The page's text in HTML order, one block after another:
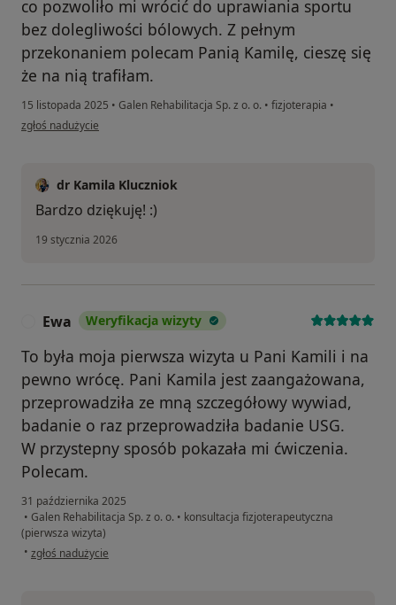
co pozwoliło mi wrócić do uprawiania sportu
bez dolegliwości bólowych. Z pełnym
przekonaniem polecam Panią Kamilę, cieszę się
że na nią trafiłam.
15 listopada 2025 • Galen Rehabilitacja Sp. z o. o. • fizjoterapia •
w opinii użytkownika PB
zgłoś nadużycie
dr Kamila Kluczniok
Bardzo dziękuję! :)
19 stycznia 2026
Ewa Weryfikacja wizyty
To była moja pierwsza wizyta u Pani Kamili i na
pewno wrócę. Pani Kamila jest zaangażowana,
przeprowadziła ze mną szczegółowy wywiad,
badanie o raz przeprowadziła badanie USG.
W przystepny sposób pokazała mi ćwiczenia.
Polecam.
31 października 2025
• Galen Rehabilitacja Sp. z o. o. • konsultacja fizjoterapeutyczna
(pierwsza wizyta)
• w opinii użytkownika Ewa
zgłoś nadużycie